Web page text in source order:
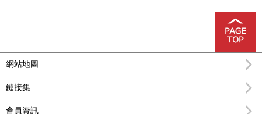
網站地圖
鏈接集
會員資訊